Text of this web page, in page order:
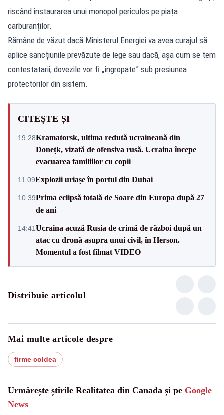
riscând instaurarea unui monopol periculos pe piața
carburanților.
Rămâne de văzut dacă Ministerul Energiei va avea curajul să
aplice sancțiunile prevăzute de lege sau dacă, așa cum se tem
contestatarii, dovezile vor fi „îngropate” sub presiunea
protectorilor din sistem.
CITEȘTE ȘI
19:28Kramatorsk, ultima redută ucraineană din
Donețk, vizată de ofensiva rusă. Ucraina începe
evacuarea familiilor cu copii
11:09Explozii uriașe în portul din Dubai
10:39Prima eclipsă totală de Soare din Europa după 27
de ani
14:41Ucraina acuză Rusia de crimă de război după un
atac cu dronă asupra unui civil, în Herson.
Momentul a fost filmat VIDEO
Distribuie articolul
Mai multe articole despre
firme coldea
Urmărește știrile Realitatea din Canada și pe Google
News